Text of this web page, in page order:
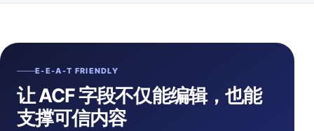
E-E-A-T FRIENDLY
让 ACF 字段不仅能编辑，也能
支撑可信内容